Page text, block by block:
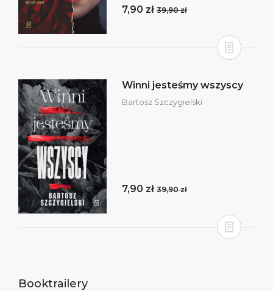
7,90 zł 39,90 zł
Winni jesteśmy wszyscy
Bartosz Szczygielski
7,90 zł 39,90 zł
Booktrailery